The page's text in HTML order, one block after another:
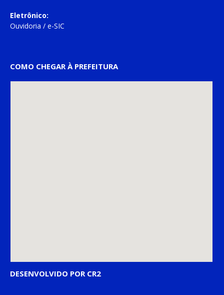
Eletrônico:
Ouvidoria / e-SIC
COMO CHEGAR À PREFEITURA
DESENVOLVIDO POR CR2